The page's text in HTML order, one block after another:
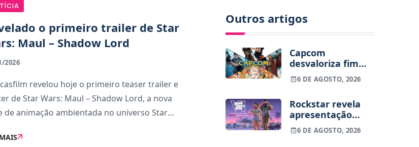
o primeiro trailer de Star
Maul – Shadow Lord
2026
revelou hoje o primeiro teaser trailer e
de Star Wars: Maul – Shadow Lord, a nova
de animação ambientada no universo Star
moldada pelo início do reinado do Imp
Outros artigos
Capcom
desvaloriza fim
dos jogos físicos
na PlayStation
6 DE AGOSTO, 2026
Rockstar revela
apresentação
alargada de GTA
VI para 27 de
6 DE AGOSTO, 2026